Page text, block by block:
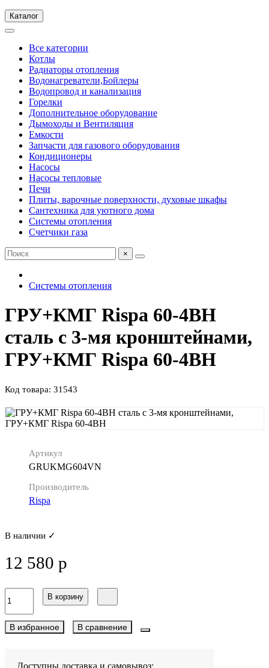
Каталог
Все категории
Котлы
Радиаторы отопления
Водонагреватели,Бойлеры
Водопровод и канализация
Горелки
Дополнительное оборудование
Дымоходы и Вентиляция
Емкости
Запчасти для газового оборудования
Кондиционеры
Насосы
Насосы тепловые
Печи
Плиты, варочные поверхности, духовые шкафы
Сантехника для уютного дома
Системы отопления
Счетчики газа
×
Системы отопления
ГРУ+КМГ Rispa 60-4ВН
сталь с 3-мя кронштейнами,
ГРУ+КМГ Rispa 60-4ВН
Код товара: 31543
Артикул
GRUKMG604VN
Производитель
Rispa
В наличии ✓
12 580 р
В корзину
В избранное В сравнение
Доступны доставка и самовывоз: